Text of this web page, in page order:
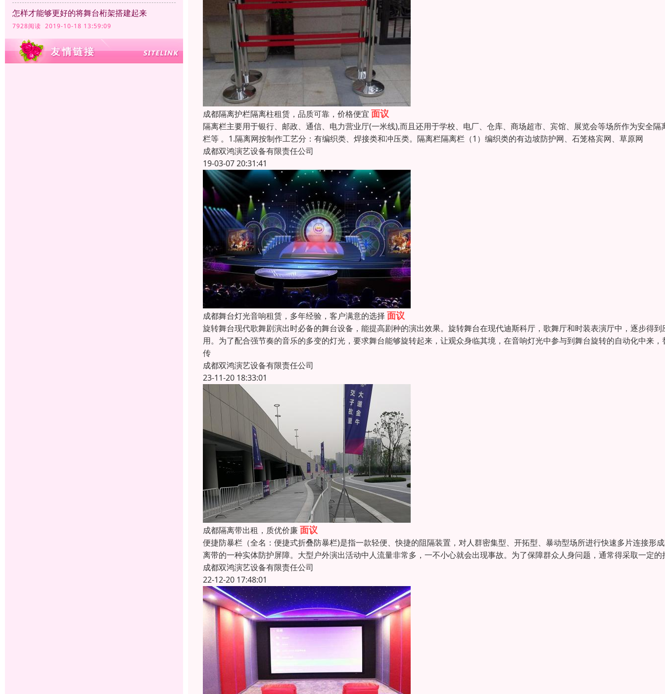
怎样才能够更好的将舞台桁架搭建起来
7928阅读 2019-10-18 13:59:09
成都隔离护栏隔离柱租赁，品质可靠，价格便宜 面议
隔离栏主要用于银行、邮政、通信、电力营业厅(一米线),而且还用于学校、电厂、仓库、商场超市、宾馆、展览会等场所作为安全隔
栏等 。1.隔离网按制作工艺分：有编织类、焊接类和冲压类。隔离栏隔离栏（1）编织类的有边坡防护网、石笼格宾网、草原网
成都双鸿演艺设备有限责任公司
19-03-07 20:31:41
成都舞台灯光音响租赁，多年经验，客户满意的选择 面议
旋转舞台现代歌舞剧演出时必备的舞台设备，能提高剧种的演出效果。旋转舞台在现代迪斯科厅，歌舞厅和时装表演厅中，逐步得到
用。为了配合强节奏的音乐的多变的灯光，要求舞台能够旋转起来，让观众身临其境，在音响灯光中参与到舞台旋转的自动化中来，
传
成都双鸿演艺设备有限责任公司
23-11-20 18:33:01
成都隔离带出租，质优价廉面议
便捷防暴栏（全名：便捷式折叠防暴栏)是指一款轻便、快捷的阻隔装置，对人群密集型、开拓型、暴动型场所进行快速多片连接形
离带的一种实体防护屏障。大型户外演出活动中人流量非常多，一不小心就会出现事故。为了保障群众人身问题，通常得采取一定的
成都双鸿演艺设备有限责任公司
22-12-20 17:48:01